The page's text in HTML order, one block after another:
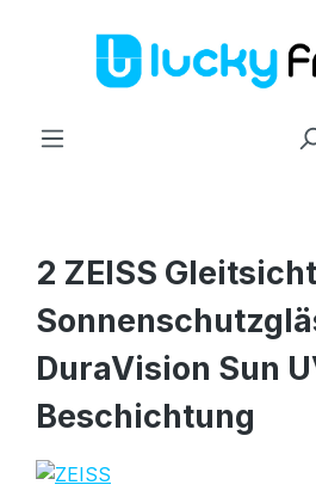
Zum Hauptinhalt springen
2 ZEISS
DuraVision Sun
Beschichtung